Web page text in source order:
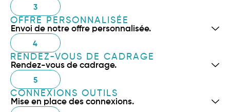
3
OFFRE PERSONNALISÉE
Envoi de notre offre personnalisée.
4
RENDEZ-VOUS DE CADRAGE
Rendez-vous de cadrage.
5
CONNEXIONS OUTILS
Mise en place des connexions.